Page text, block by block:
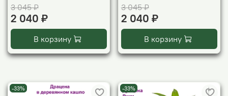
3 045 ₽
2 040 ₽
В корзину
3 045 ₽
2 040 ₽
В корзину
-33% -33%